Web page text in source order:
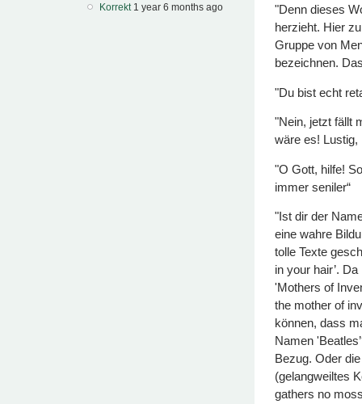
Korrekt 1 year 6 months ago
"Denn dieses
herzieht. Hier
Gruppe von
bezeichnen.
"Du bist echt
"Nein, jetzt fällt
wäre es! Lustig,
"O Gott, hilfe!
immer seniler“
"Ist dir der
eine wahre
tolle Texte
in your hair’.
'Mothers of
the mother of
können, dass
Namen
Bezug. Oder
(gelangweiltes
gathers no